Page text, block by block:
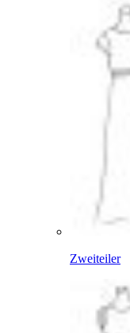
Zweiteiler